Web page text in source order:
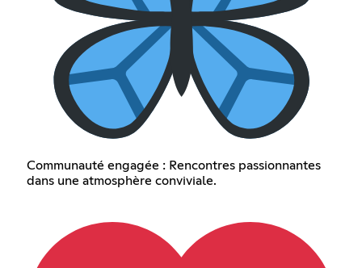
Communauté engagée : Rencontres passionnantes
dans une atmosphère conviviale.